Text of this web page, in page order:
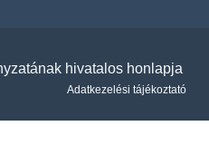
hivatalos honlapja
Adatkezelési tájékoztató